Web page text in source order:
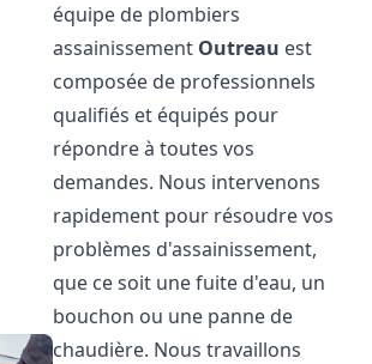
équipe de plombiers
assainissement Outreau est
composée de professionnels
qualifiés et équipés pour
répondre à toutes vos
demandes. Nous intervenons
rapidement pour résoudre vos
problèmes d'assainissement,
que ce soit une fuite d'eau, un
bouchon ou une panne de
chaudière. Nous travaillons